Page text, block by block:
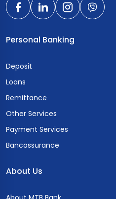
Personal Banking
Deposit
Loans
Remittance
Other Services
Payment Services
Bancassurance
About Us